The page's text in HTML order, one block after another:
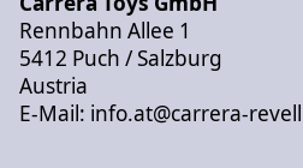
Rennbahn Allee 1
5412 Puch / Salzburg
Austria
E-Mail: info.at@carrera-